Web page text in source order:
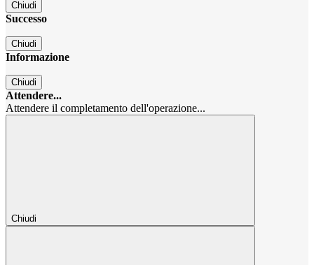
Chiudi
Successo
Chiudi
Informazione
Chiudi
Attendere...
Attendere il completamento dell'operazione...
Chiudi